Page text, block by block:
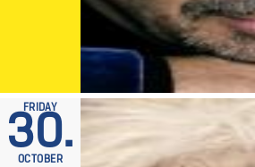
FRIDAY
30.
OCTOBER